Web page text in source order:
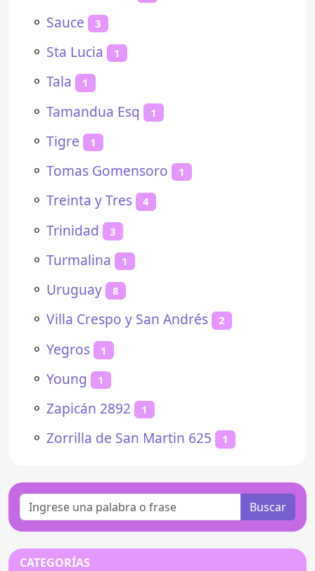
⚬ Sauce 3
⚬ Sta Lucia 1
⚬ Tala 1
⚬ Tamandua Esq 1
⚬ Tigre 1
⚬ Tomas Gomensoro 1
⚬ Treinta y Tres 4
⚬ Trinidad 3
⚬ Turmalina 1
⚬ Uruguay 8
⚬ Villa Crespo y San Andrés 2
⚬ Yegros 1
⚬ Young 1
⚬ Zapicán 2892 1
⚬ Zorrilla de San Martin 625 1
Buscar
CATEGORÍAS